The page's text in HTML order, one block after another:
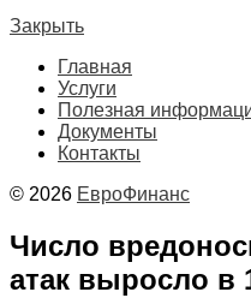
Закрыть
Главная
Услуги
Полезная
Документы
Контакты
© 2026 ЕвроФинанс
Число
атак выросло в